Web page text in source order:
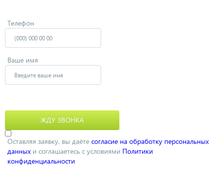
Телефон
Ваше имя
Оставляя заявку, вы даёте согласие на обработку персональных
данных и соглашаетесь с условиями Политики
конфиденциальности